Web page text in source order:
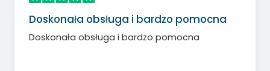
Doskonała obsługa i bardzo pomocna
Doskonała obsługa i bardzo pomocna